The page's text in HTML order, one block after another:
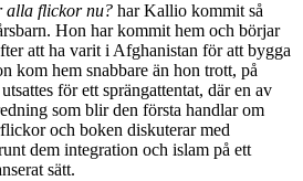
alla flickor nu? har Kallio kommit så
Hon har kommit hem och börjar
att ha varit i Afghanistan för att bygga
kom hem snabbare än hon trott, på
för ett sprängattentat, där en av
som blir den första handlar om
och boken diskuterar med
dem integration och islam på ett
sätt.